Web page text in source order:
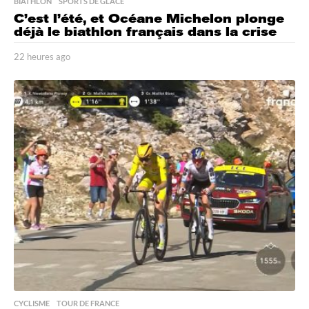
C’est l’été, et Océane Michelon plonge
déjà le biathlon français dans la crise
22 heures ago
h
e
u
r
e
s
a
g
o
CYCLISME ,TOUR DE FRANCE